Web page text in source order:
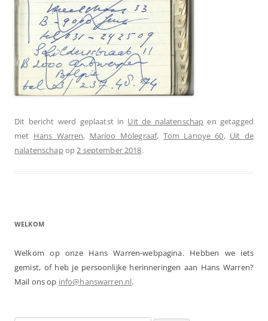
Dit bericht werd geplaatst in Uit de nalatenschap en getagged
met Hans Warren, Marioo Molegraaf, Tom Lanoye 60, Uit de
nalatenschapop 2 september 2018.
WELKOM
Welkom op onze Hans Warren-webpagina. Hebben we iets
gemist, of heb je persoonlijke herinneringen aan Hans Warren?
Mail ons op info@hanswarren.nl.